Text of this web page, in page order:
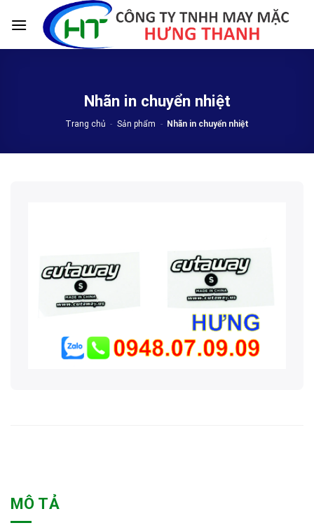
Nhãn in chuyển nhiệt
Trang chủ - Sản phẩm - Nhãn in chuyển nhiệt
MÔ TẢ